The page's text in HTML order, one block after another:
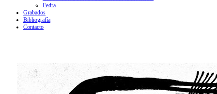
Fedra
Grabados
Bibliografía
Contacto